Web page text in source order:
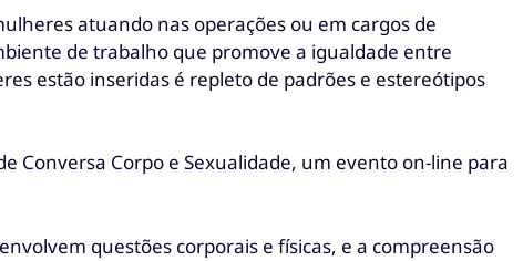
atuando nas operações ou em cargos de
de trabalho que promove a igualdade entre
estão inseridas é repleto de padrões e estereótipos
Conversa Corpo e Sexualidade, um evento on-line para
questões corporais e físicas, e a compreensão